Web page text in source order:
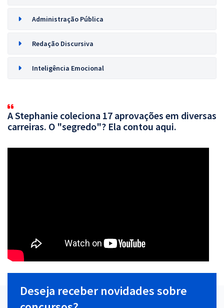
Administração Pública
Redação Discursiva
Inteligência Emocional
A Stephanie coleciona 17 aprovações em diversas
carreiras. O "segredo"? Ela contou aqui.
Deseja receber novidades sobre